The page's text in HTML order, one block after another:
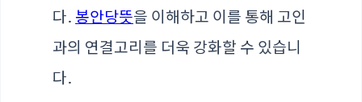
다. 봉안당뜻을 이해하고 이를 통해 고인
과의 연결고리를 더욱 강화할 수 있습니
다.